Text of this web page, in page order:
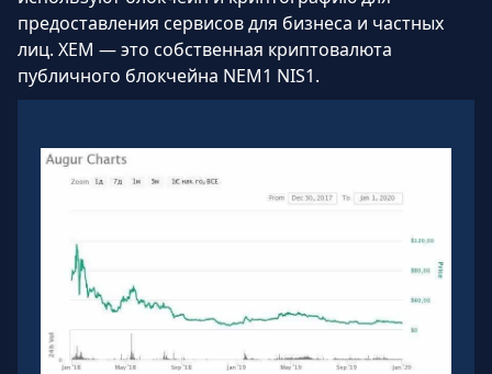
предоставления сервисов для бизнеса и частных
лиц. XEM — это собственная криптовалюта
публичного блокчейна NEM1 NIS1.